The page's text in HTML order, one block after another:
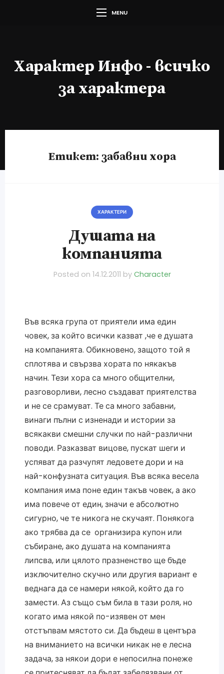
MENU
Характер Инфо - всичко
за характера
Етикет: забавни хора
ХАРАКТЕРИ
Душата на
компанията
Posted on 14.12.2011 by Character
Във всяка група от приятели има един
човек, за който всички казват ,че е душата
на компанията. Обикновено, защото той я
сплотява и свързва хората по някакъв
начин. Тези хора са много общителни,
разговорливи, лесно създават приятелства
и не се срамуват. Те са много забавни,
винаги пълни с изненади и истории за
всякакви смешни случки по най-различни
поводи. Разказват вицове, пускат шеги и
успяват да разчупят ледовете дори и на
най-конфузната ситуация. Във всяка весела
компания има поне един такъв човек, а ако
има повече от един, значи е абсолютно
сигурно, че те никога не скучаят. Понякога
ако трябва да се организира купон или
събиране, ако душата на компанията
липсва, или цялото празненство ще бъде
изключително скучно или другия вариант е
веднага да се намери някой, който да го
замести. Аз също съм била в тази роля, но
когато има някой по-изявен от мен
отстъпвам мястото си. Да бъдеш в центъра
на вниманието на всички никак не е лесна
задача, за някои дори е непосилна понеже